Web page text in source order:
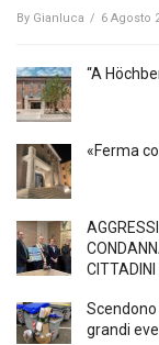
By Gianluca / 6 Agosto
“A
«Ferma
CITTADINI
grandi